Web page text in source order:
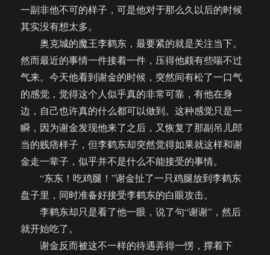
一副非他不可的样子，可是他对于那么久以后的时候
其实没有想太多。
奥克城的魔王李鹤东，最要紧的就是关注当下。
然而最近的事情一件接着一件，压得他颇有些喘不过
气来。今天他看到谢金的时候，突然间有松了一口气
的感觉，觉得这个人似乎真的非常可靠，有他在身
边，自己也许真的什么都可以做到。这种感觉只是一
瞬，因为谢金发现他来了之后，又恢复了那副吊儿郎
当的贱痞样子，但李鹤东却突然觉得如果就这样和谢
金走一辈子，似乎并不是什么不能接受的事情。
“东东！吃鸡腿！”谢金扯了一只鸡腿放到李鹤东
盘子里，同时准备好接受李鹤东的白眼攻击。
李鹤东却只是看了他一眼，说了句“谢谢”，然后
就开始吃了。
谢金反而被这不一样的待遇弄得一愣，撑着下